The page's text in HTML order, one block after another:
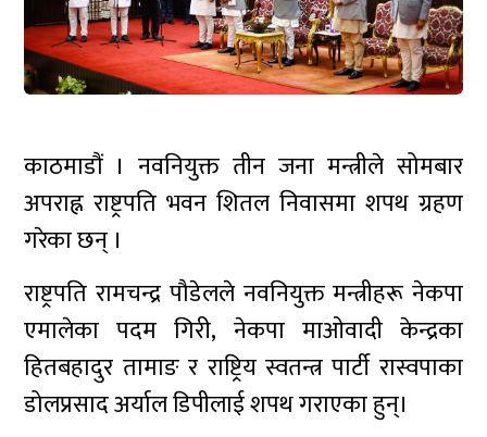
काठमाडौं । नवनियुक्त तीन जना मन्त्रीले सोमबार
अपराह्न राष्ट्रपति भवन शितल निवासमा शपथ ग्रहण
गरेका छन् ।
राष्ट्रपति रामचन्द्र पौडेलले नवनियुक्त मन्त्रीहरू नेकपा
एमालेका पदम गिरी, नेकपा माओवादी केन्द्रका
हितबहादुर तामाङ र राष्ट्रिय स्वतन्त्र पार्टी रास्वपाका
डोलप्रसाद अर्याल डिपीलाई शपथ गराएका हुन्।